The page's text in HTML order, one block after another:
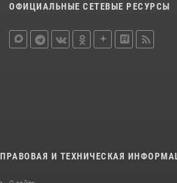
ОФИЦИАЛЬНЫЕ СЕТЕВЫЕ РЕСУРСЫ
ПРАВОВАЯ И ТЕХНИЧЕСКАЯ